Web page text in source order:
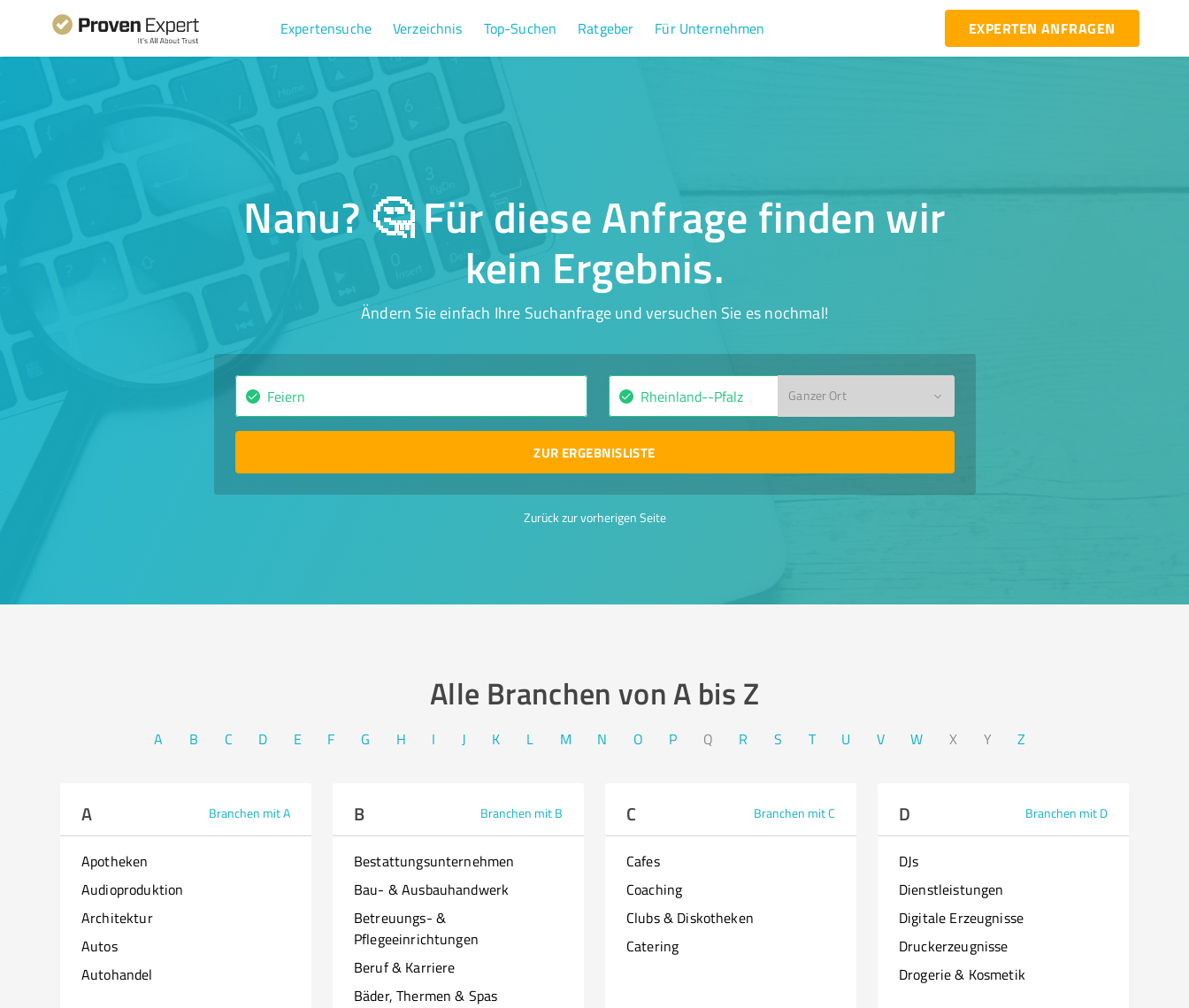
Expertensuche Verzeichnis Top-Suchen Ratgeber Für Unternehmen EXPERTEN ANFRAGEN
Nanu? 🤔 Für diese Anfrage finden wir
kein Ergebnis.
Ändern Sie einfach Ihre Suchanfrage und versuchen Sie es nochmal!
Ganzer Ort
ZUR ERGEBNISLISTE
Zurück zur vorherigen Seite
Alle Branchen von A bis Z​
A B C D E F G H I J K L M N O P Q R S T U V W X Y Z
A Branchen mit A
Apotheken
Audioproduktion
Architektur
Autos
Autohandel
B Branchen mit B
Bestattungsunternehmen
Bau- & Ausbauhandwerk
Betreuungs- &
Pflegeeinrichtungen
Beruf & Karriere
Bäder, Thermen & Spas
C Branchen mit C
Cafes
Coaching
Clubs & Diskotheken
Catering
D Branchen mit D
DJs
Dienstleistungen
Digitale Erzeugnisse
Druckerzeugnisse
Drogerie & Kosmetik